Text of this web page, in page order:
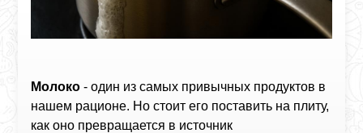
Молоко - один из самых привычных продуктов в
нашем рационе. Но стоит его поставить на плиту,
как оно превращается в источник